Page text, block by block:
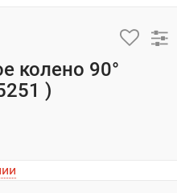
колено 90°
)